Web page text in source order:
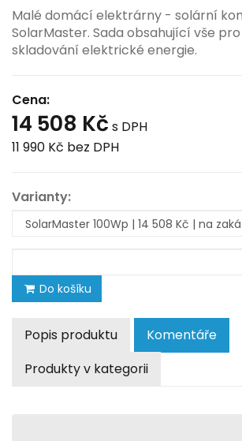
Malé domácí elektrárny - solární
SolarMaster. Sada obsahující vše
skladování elektrické energie.
Cena:
14 508 Kč s DPH
11 990 Kč bez DPH
Varianty:
Do košíku
Popis produktu
Komentáře
Produkty v kategorii